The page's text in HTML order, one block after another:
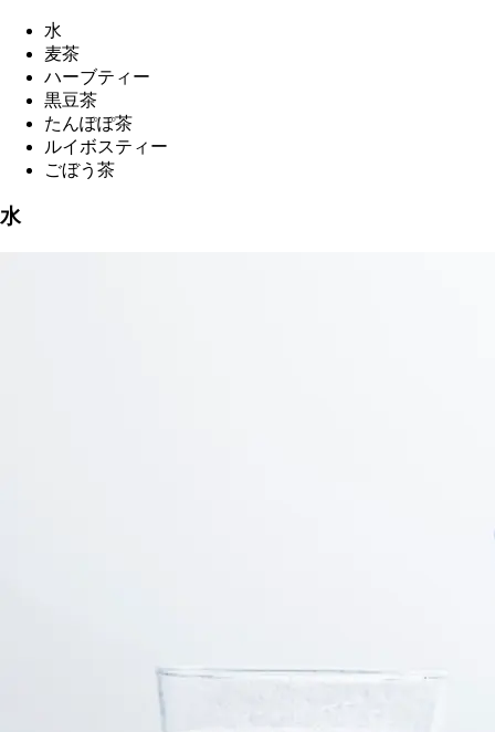
水
麦茶
ハーブティー
黒豆茶
たんぽぽ茶
ルイボスティー
ごぼう茶
水